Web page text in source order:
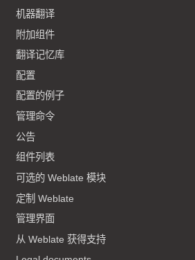
机器翻译
附加组件
翻译记忆库
配置
配置的例子
管理命令
公告
组件列表
可选的 Weblate 模块
定制 Weblate
管理界面
从 Weblate 获得支持